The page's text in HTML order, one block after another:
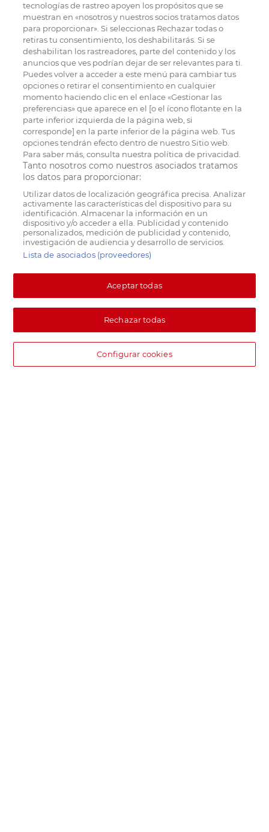
tecnologías de rastreo apoyen los propósitos que se
muestran en «nosotros y nuestros socios tratamos datos
para proporcionar». Si seleccionas Rechazar todas o
retiras tu consentimiento, los deshabilitarás. Si se
deshabilitan los rastreadores, parte del contenido y los
anuncios que ves podrían dejar de ser relevantes para ti.
Puedes volver a acceder a este menú para cambiar tus
opciones o retirar el consentimiento en cualquier
momento haciendo clic en el enlace «Gestionar las
preferencias» que aparece en el [o el ícono flotante en la
parte inferior izquierda de la página web, si
corresponde] en la parte inferior de la página web. Tus
opciones tendrán efecto dentro de nuestro Sitio web.
Para saber más, consulta nuestra política de privacidad.
Tanto nosotros como nuestros asociados tratamos
los datos para proporcionar:
Utilizar datos de localización geográfica precisa. Analizar
activamente las características del dispositivo para su
identificación. Almacenar la información en un
dispositivo y/o acceder a ella. Publicidad y contenido
personalizados, medición de publicidad y contenido,
investigación de audiencia y desarrollo de servicios.
Lista de asociados (proveedores)
Aceptar todas
Rechazar todas
Configurar cookies